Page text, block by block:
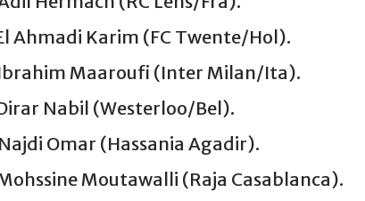
Ahmadi Karim (FC Twente/Hol).
Maaroufi (Inter Milan/Ita).
Nabil (Westerloo/Bel).
Omar (Hassania Agadir).
Moutawalli (Raja Casablanca).